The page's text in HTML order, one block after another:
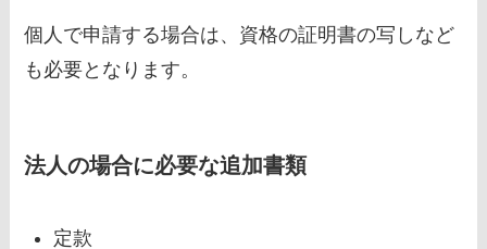
個人で申請する場合は、資格の証明書の写しなど
も必要となります。
法人の場合に必要な追加書類
定款